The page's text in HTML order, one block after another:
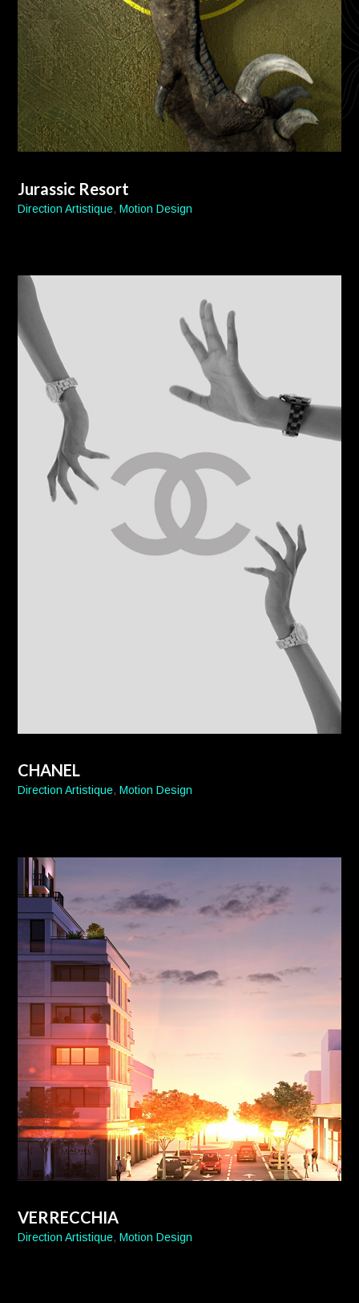
Jurassic Resort
Direction Artistique,Motion Design
CHANEL
Direction Artistique,Motion Design
VERRECCHIA
Direction Artistique,Motion Design